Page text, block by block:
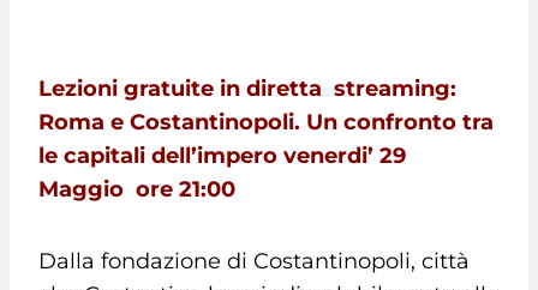
Lezioni gratuite in diretta streaming:
Roma e Costantinopoli. Un confronto tra
le capitali dell’impero venerdi’ 29
Maggio ore 21:00
Dalla fondazione di Costantinopoli, città